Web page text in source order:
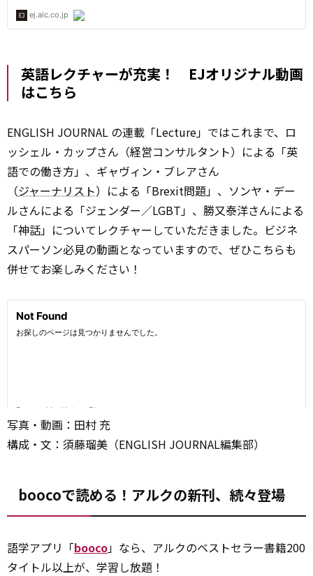
英語レクチャーが充実！ EJオリジナル動画
はこちら
ENGLISH JOURNAL の連載「Lecture」ではこれまで、ロ
ッシェル・カップさん（経営コンサルタント）による「英
語での働き方」、ギャヴィン・ブレアさん
（ジャーナリスト）による「Brexit問題」、ソンヤ・デー
ルさんによる「ジェンダー／LGBT」、勝又泰洋さんによる
「神話」についてレクチャーしていただきました。ビジネ
スパーソン必見の動画となっていますので、ぜひこちらも
併せてお楽しみください！
写真・動画：田村 充
構成・文：須藤瑠美（ENGLISH JOURNAL編集部）
boocoで読める！アルクの新刊、続々登場
語学アプリ「booco」なら、アルクのベストセラー書籍200
タイトル以上が、学習し放題！